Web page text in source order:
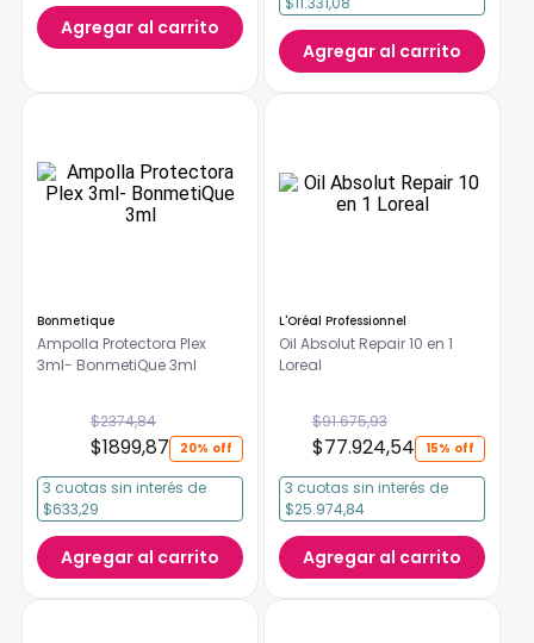
Agregar al carrito
Agregar al carrito
Bonmetique
Ampolla Protectora Plex
3ml- BonmetiQue 3ml
20%
$2374,84
$1899,87
3 cuotas sin interés de
$633,29
Agregar al carrito
L'Oréal Professionnel
Oil Absolut Repair 10 en 1
Loreal
15%
$91.675,93
$77.924,54
3 cuotas sin interés de
$25.974,84
Agregar al carrito